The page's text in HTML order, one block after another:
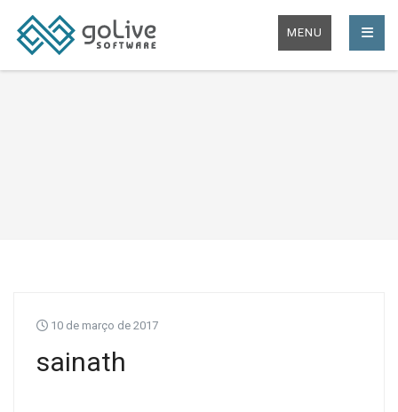
MENU
10 de março de 2017
sainath